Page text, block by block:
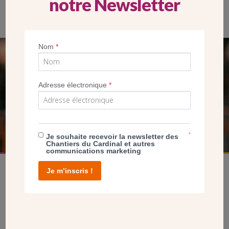
SEUL VOTRE DON
NOUS PERMET D’AGIR
Nom*
Adresse électronique*
Je souhaite recevoir la newsletter des
Chantiers du Cardinal et autres
communications marketing
*
Je m’inscris !